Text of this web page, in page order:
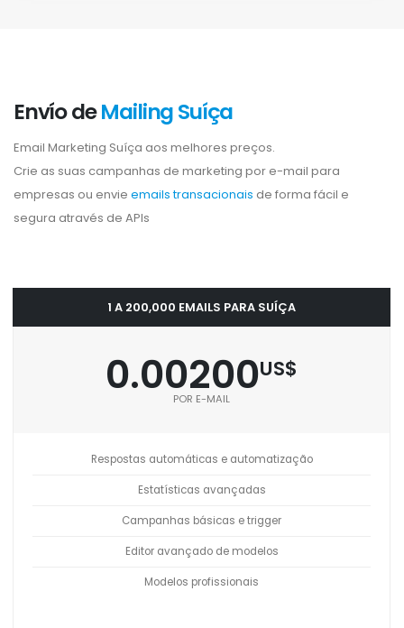
Envío deMailing Suíça
Email Marketing Suíça aos melhores preços.
Crie as suas campanhas de marketing por e-mail para
empresas ou envie emails transacionais de forma fácil e
segura através de APIs
1 A 200,000 EMAILS PARA SUÍÇA
0.00200US$
POR E-MAIL
Respostas automáticas e automatização
Estatísticas avançadas
Campanhas básicas e trigger
Editor avançado de modelos
Modelos profissionais